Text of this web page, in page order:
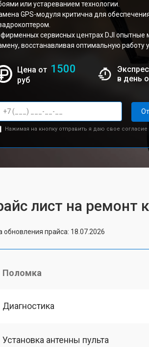
или устареванием технологии.
GPS-модуля критична для
фирменных сервисных центрах DJI опытные
восстанавливая оптимальную работу
Цена от 1500
руб
в день
Нажимая на кнопку отправить я даю свое
лист на ремонт
обновления прайса: 18.07.2026
Поломка
Диагностика
Установка антенны пульта